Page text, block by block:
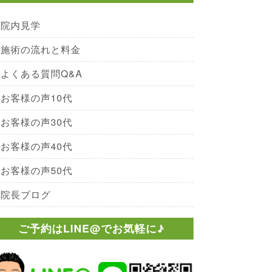
院内見学
施術の流れと料金
よくある質問Q&A
お客様の声10代
お客様の声30代
お客様の声40代
お客様の声50代
院長ブログ
ご予約はLINE@でお気軽に♪